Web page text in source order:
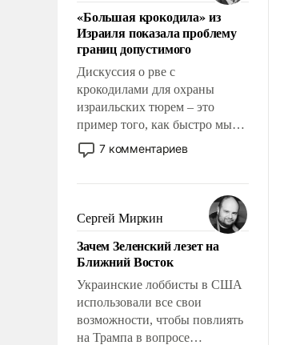
«Большая крокодила» из
Израиля показала проблему
границ допустимого
Дискуссия о рве с
крокодилами для охраны
израильских тюрем – это
пример того, как быстро мы
двигаемся по пути
революционных изменений.
псевдонаучной фантастики,
стало всерьез обсуждаемой
идеей.
7 комментариев
Сергей Миркин
Зачем Зеленский лезет на
Ближний Восток
Украинские лоббисты в США
использовали все свои
возможности, чтобы повлиять
на Трампа в вопросе